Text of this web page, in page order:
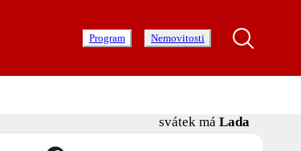
Program Nemovitosti
svátek má Lada